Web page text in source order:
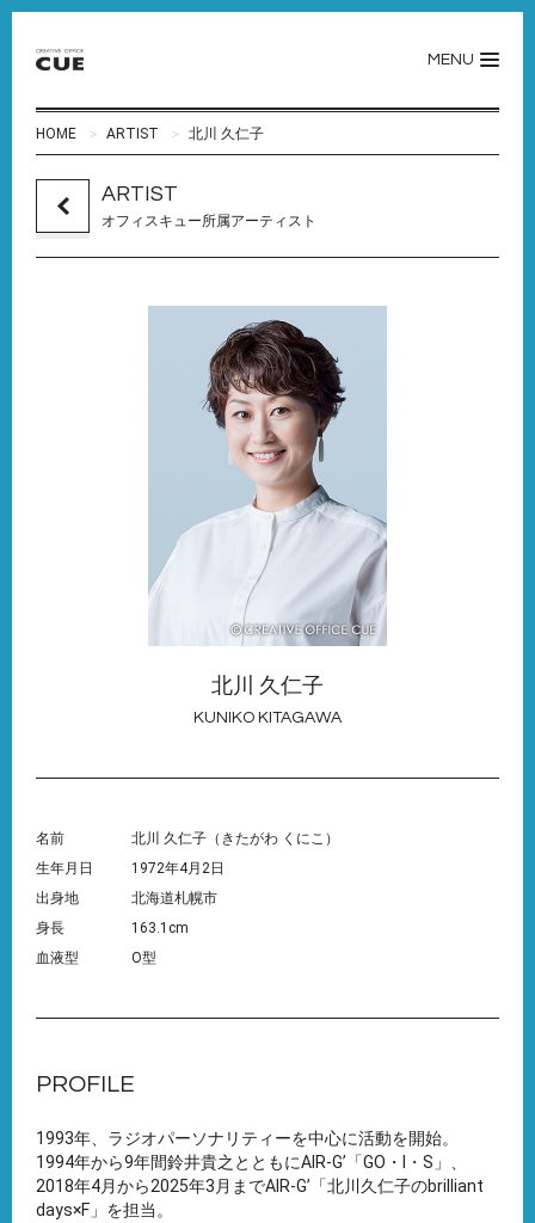
MENU
HOME ARTIST 北川 久仁子
ARTIST
オフィスキュー所属アーティスト
北川 久仁子
KUNIKO KITAGAWA
名前
北川 久仁子（きたがわ くにこ）
生年月日
1972年4月2日
出身地
北海道札幌市
身長
163.1cm
血液型
O型
PROFILE
1993年、ラジオパーソナリティーを中心に活動を開始。
1994年から9年間鈴井貴之とともにAIR-G’「GO・I・S」、
2018年4月から2025年3月までAIR-G’「北川久仁子のbrilliant
days×F」を担当。